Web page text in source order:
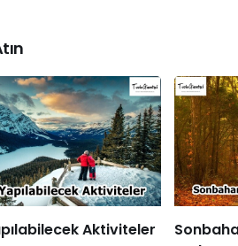
Aktiviteler